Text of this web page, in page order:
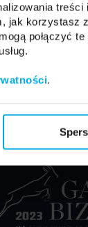
jak korzystasz
połączyć
.